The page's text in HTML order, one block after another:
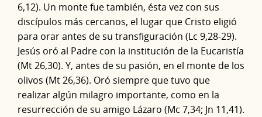
6,12). Un monte fue también, ésta vez con sus
discípulos más cercanos, el lugar que Cristo eligió
para orar antes de su transfiguración (Lc 9,28-29).
Jesús oró al Padre con la institución de la Eucaristía
(Mt 26,30). Y, antes de su pasión, en el monte de los
olivos (Mt 26,36). Oró siempre que tuvo que
realizar algún milagro importante, como en la
resurrección de su amigo Lázaro (Mc 7,34; Jn 11,41).